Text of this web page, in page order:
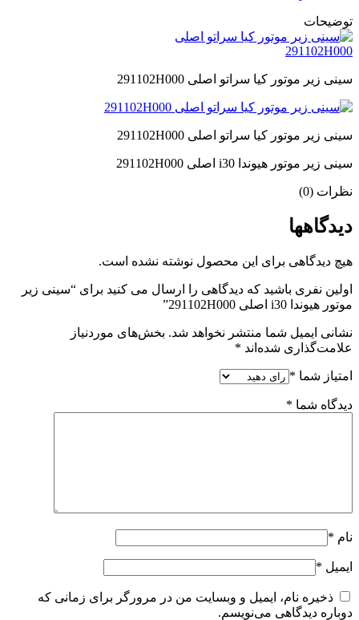
توضیحات
سینی زیر موتور کیا سراتو اصلی 291102H000
سینی زیر موتور کیا سراتو اصلی 291102H000
سینی زیر موتور هیوندا i30 اصلی 291102H000
نظرات (0)
دیدگاهها
هیچ دیدگاهی برای این محصول نوشته نشده است.
اولین نفری باشید که دیدگاهی را ارسال می کنید برای “سینی زیر
موتور هیوندا i30 اصلی 291102H000”
نشانی ایمیل شما منتشر نخواهد شد. بخش‌های موردنیاز
علامت‌گذاری شده‌اند *
امتیاز شما *
دیدگاه شما *
نام *
ایمیل *
ذخیره نام، ایمیل و وبسایت من در مرورگر برای زمانی که
دوباره دیدگاهی می‌نویسم.